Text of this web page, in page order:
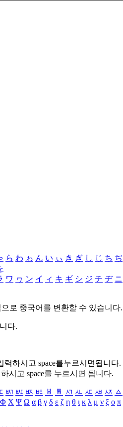
ら わ ゎ ん い ぃ き ぎ し じ ち ぢ
ワ ヮ ン イ ィ キ ギ シ ジ チ ヂ ニ
로 중국어를 변환할 수 있습니다.
다.
력하시고 space를누르시면됩니다.
시고 space를 누르시면 됩니다.
ㅴ ㅵ ㅶ ㅷ ㅸ ㅹ ㅺ ㅻ ㅼ ㅽ ㅾ ㅿ
Φ Χ Ψ Ω α β γ δ ε ζ η θ ι κ λ μ ν ξ ο π